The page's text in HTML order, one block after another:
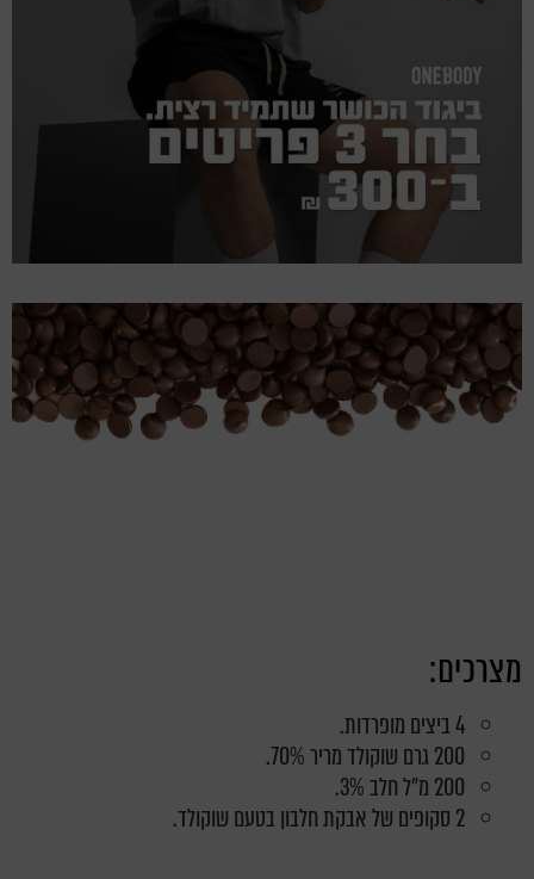
מצרכים:
4 ביצים מופרדות.
200 גרם שוקולד מריר 70%.
200 מ"ל חלב 3%.
2 סקופים של אבקת חלבון בטעם שוקולד.